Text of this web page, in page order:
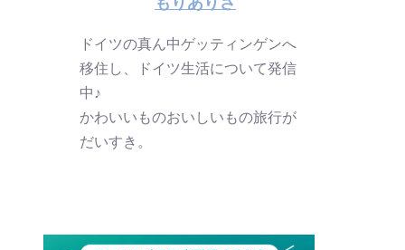
ドイツの真ん中ゲッティンゲンへ
移住し、ドイツ生活について発信
中♪
かわいいものおいしいもの旅行が
だいすき。